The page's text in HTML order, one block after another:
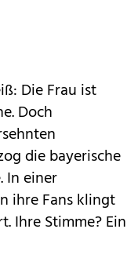
Die Frau ist
Doch
die bayerische
In einer
ihre Fans klingt
Ihre Stimme? Ein